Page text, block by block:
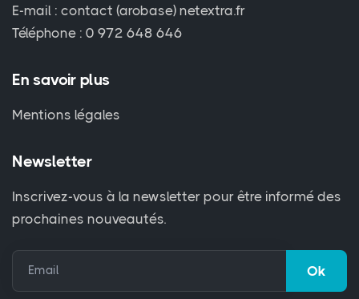
E-mail : contact (arobase) netextra.fr
Téléphone : 0 972 648 646
En savoir plus
Mentions légales
Newsletter
Inscrivez-vous à la newsletter pour être informé des
prochaines nouveautés.
Email